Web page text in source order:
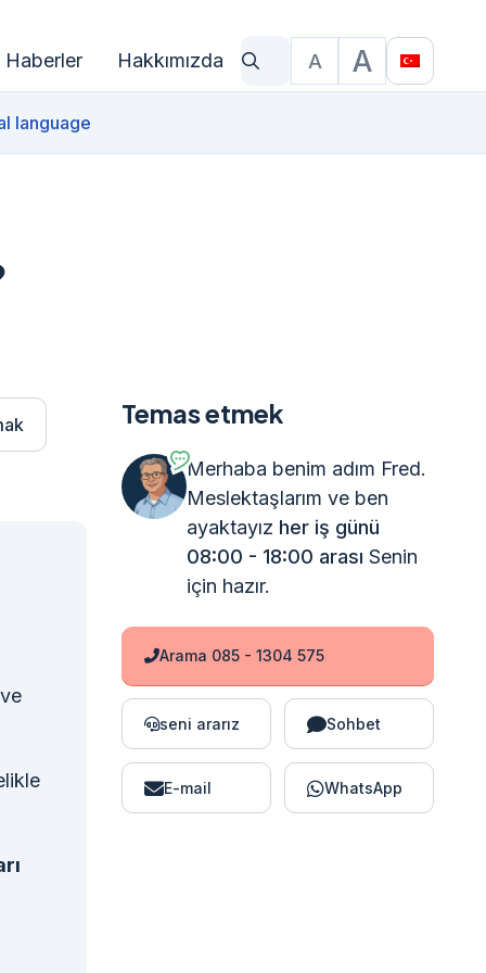
Haberler Hakkımızda
Ne arıyorsun?
Yazı Boyutu
A A
language
Temas etmek
Merhaba benim adım Fred.
Meslektaşlarım ve ben
ayaktayız her iş günü
08:00 - 18:00 arası Senin
için hazır.
Arama 085 - 1304 575
seni ararız Sohbet
E-mail WhatsApp